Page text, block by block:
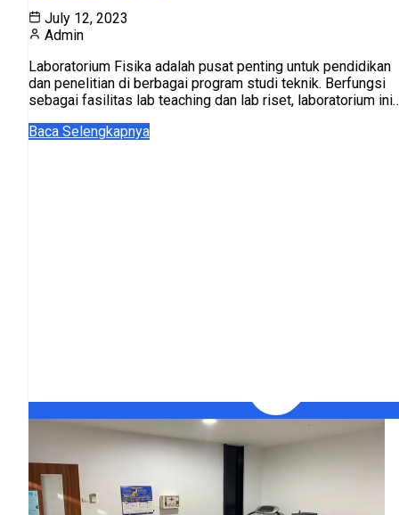
July 12, 2023
Admin
Laboratorium Fisika adalah pusat penting untuk pendidikan
dan penelitian di berbagai program studi teknik. Berfungsi
sebagai fasilitas lab teaching dan lab riset, laboratorium ini
Baca Selengkapnya